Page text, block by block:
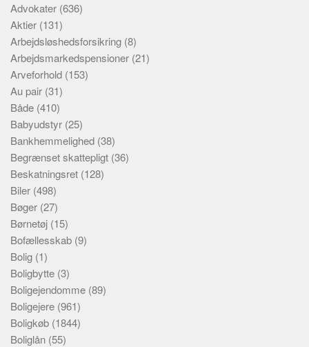
Advokater (636)
Aktier (131)
Arbejdsløshedsforsikring (8)
Arbejdsmarkedspensioner (21)
Arveforhold (153)
Au pair (31)
Både (410)
Babyudstyr (25)
Bankhemmelighed (38)
Begrænset skattepligt (36)
Beskatningsret (128)
Biler (498)
Bøger (27)
Børnetøj (15)
Bofællesskab (9)
Bolig (1)
Boligbytte (3)
Boligejendomme (89)
Boligejere (961)
Boligkøb (1844)
Boliglån (55)